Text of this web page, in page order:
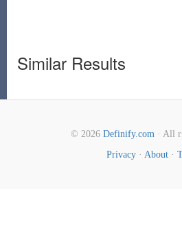
Similar Results
© 2026 Definify.com· All
Privacy · About ·